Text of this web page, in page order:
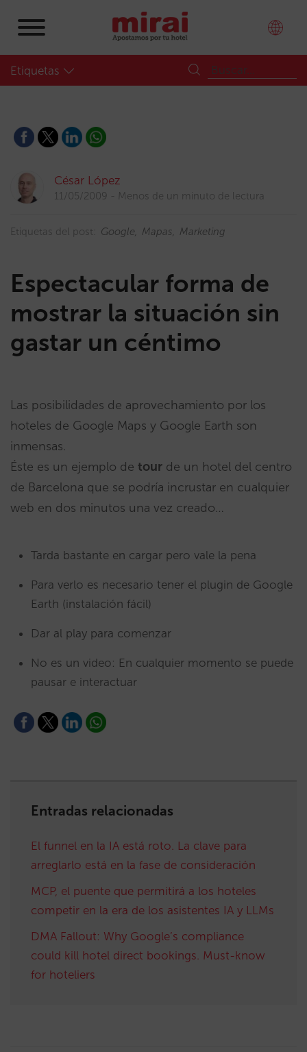
Etiquetas
César López
11/05/2009 Menos de un minuto de lectura
Etiquetas del post: Google Mapas Marketing
Espectacular forma de
mostrar la situación sin
gastar un céntimo
Las posibilidades de aprovechamiento por los
hoteles de Google Maps y Google Earth son
inmensas.
Éste es un ejemplo de tour de un hotel del centro
de Barcelona que se podría incrustar en cualquier
web en dos minutos una vez creado…
Tarda bastante en cargar pero vale la pena
Para verlo es necesario tener el plugin de Google
Earth (instalación fácil)
Dar al play para comenzar
No es un video: En cualquier momento se puede
pausar e interactuar
Entradas relacionadas
El funnel en la IA está roto. La clave para
arreglarlo está en la fase de consideración
MCP, el puente que permitirá a los hoteles
competir en la era de los asistentes IA y LLMs
DMA Fallout: Why Google’s compliance
could kill hotel direct bookings. Must-know
for hoteliers